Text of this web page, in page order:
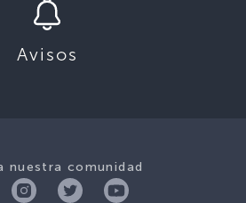
Avisos
nuestra comunidad